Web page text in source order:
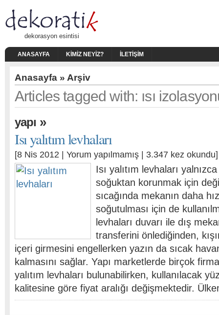
dekorasyon esintisi
ANASAYFA KIMIZ NEYIZ? İLETIŞIM
Anasayfa » Arşiv
Articles tagged with: ısı
yapı »
Isı yalıtım levhaları
[8 Nis 2012 | Yorum yapılmamış | 3.347 kez okundu]
Isı yalıtım levhaları
soğuktan korunmak için
sıcağında mekanın daha
soğutulması için de
levhaları duvarı ile dış
transferini önlediğinden,
içeri girmesini engellerken yazın da sıcak
kalmasını sağlar. Yapı marketlerde birçok
yalıtım levhaları bulunabilirken, kullanılacak
kalitesine göre fiyat aralığı değişmektedir.